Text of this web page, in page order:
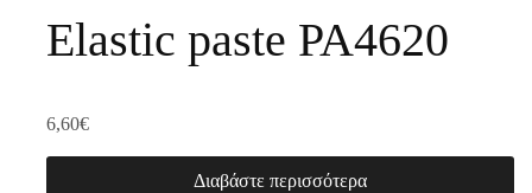
Elastic paste PA4620
6,60€
Διαβάστε περισσότερα